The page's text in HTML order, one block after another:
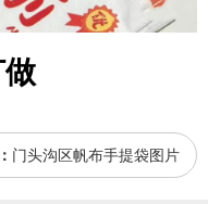
门头沟区帆布手提袋图片